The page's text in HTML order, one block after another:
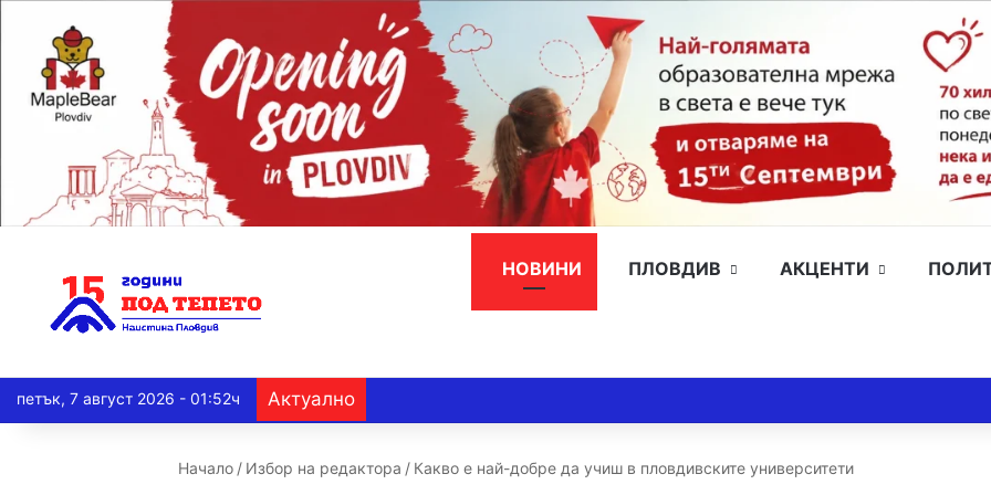
НОВИНИ ПЛОВДИВ АКЦЕНТИ
петък, 7 август 2026 - 01:52ч Актуално
Начало / Избор на редактора / Какво е най-добре да учиш в пловдивските университети